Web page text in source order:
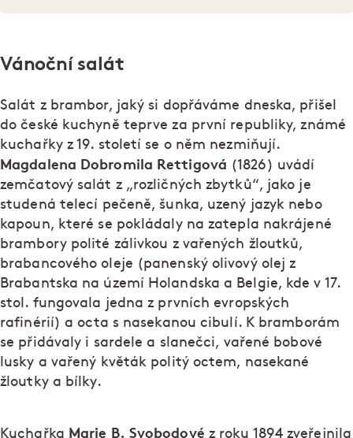
Vánoční salát
Salát z brambor, jaký si dopřáváme dneska, přišel
do české kuchyně teprve za první republiky, známé
kuchařky z 19. století se o něm nezmiňují.
Magdalena Dobromila Rettigová (1826) uvádí
zemčatový salát z „rozličných zbytků“, jako je
studená telecí pečeně, šunka, uzený jazyk nebo
kapoun, které se pokládaly na zatepla nakrájené
brambory polité zálivkou z vařených žloutků,
brabancového oleje (panenský olivový olej z
Brabantska na území Holandska a Belgie, kde v 17.
stol. fungovala jedna z prvních evropských
rafinérií) a octa s nasekanou cibulí. K bramborám
se přidávaly i sardele a slanečci, vařené bobové
lusky a vařený květák politý octem, nasekané
žloutky a bílky.
Kuchařka Marie B. Svobodové z roku 1894 zveřejnila